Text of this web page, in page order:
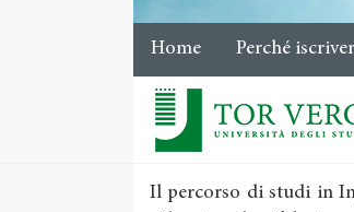
Home Perché
Il percorso di studi in